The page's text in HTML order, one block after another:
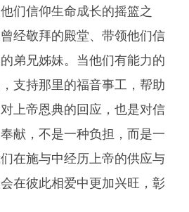
们信仰生命成长的摇篮之
经敬拜的殿堂、带领他们信
弟兄姊妹。当他们有能力的
支持那里的福音事工，帮助
上帝恩典的回应，也是对信
献，不是一种负担，而是一
在施与中经历上帝的供应与
在彼此相爱中更加兴旺，彰